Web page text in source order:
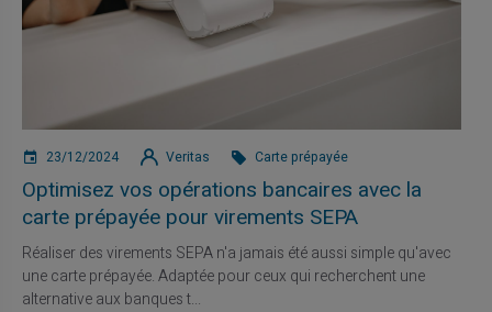
23/12/2024 Veritas Carte prépayée
Optimisez vos opérations bancaires avec la
carte prépayée pour virements SEPA
Réaliser des virements SEPA n'a jamais été aussi simple qu'avec
une carte prépayée. Adaptée pour ceux qui recherchent une
alternative aux banques t...